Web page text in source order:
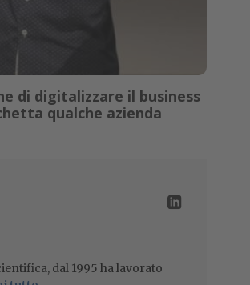
di digitalizzare il business
qualche azienda
dal 1995 ha lavorato